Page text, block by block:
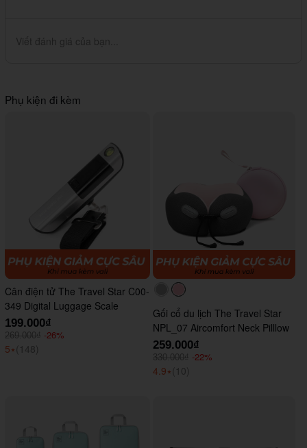
Viết đánh giá của bạn...
Phụ kiện đi kèm
Cân điện tử The Travel Star C00-
349 Digital Luggage Scale
199.000₫
269.000₫ -26%
5⭑ (148)
#acacac
Gối cổ du lịch The Travel Star
NPL_07 Aircomfort Neck Pilllow
259.000₫
330.000₫ -22%
4.9⭑ (10)